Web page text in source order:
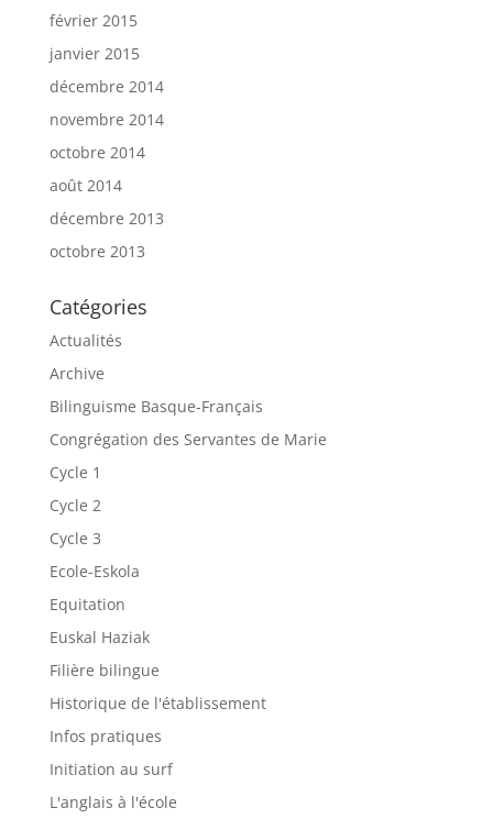
février 2015
janvier 2015
décembre 2014
novembre 2014
octobre 2014
août 2014
décembre 2013
octobre 2013
Catégories
Actualités
Archive
Bilinguisme Basque-Français
Congrégation des Servantes de Marie
Cycle 1
Cycle 2
Cycle 3
Ecole-Eskola
Equitation
Euskal Haziak
Filière bilingue
Historique de l'établissement
Infos pratiques
Initiation au surf
L'anglais à l'école